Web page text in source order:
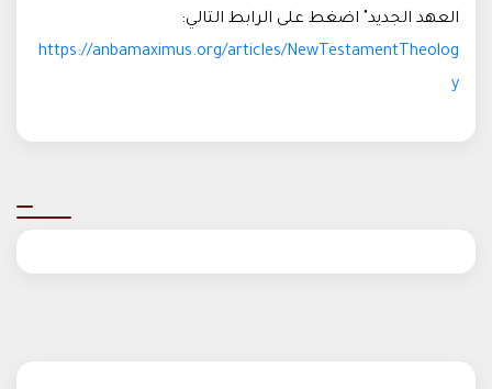
العهد الجديد" اضغط على الرابط التالي:
https://anbamaximus.org/articles/NewTestamentTheolog
y